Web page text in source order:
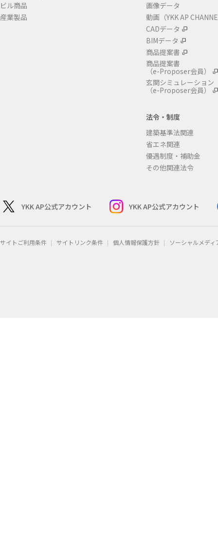
ビル商品
産業製品
画像データ
動画（YKK AP
CADデータ
BIMデータ
商品提案書
商品提案書
（e-Proposer会員）
玄関シミュレーション
（e-Proposer会員）
法令・制度
建築基準法関連
省エネ関連
優遇制度・補助金
その他関連法令
YKK AP公式アカウント YKK AP公式アカウント
サイトご利用条件 サイトリンク条件 個人情報保護方針 ソーシャルメデ